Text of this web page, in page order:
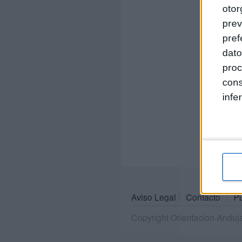
Aviso Legal Contacto
Copyright Orientacion